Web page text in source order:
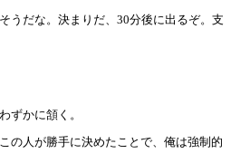
うだな。決まりだ、30分後に出るぞ。支
ずかに頷く。
の人が勝手に決めたことで、俺は強制的